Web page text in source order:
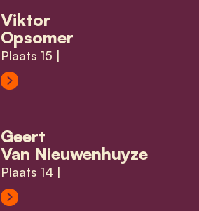
Viktor
Opsomer
Plaats 15 |
View Viktor Opsomer's profile
Geert
Van Nieuwenhuyze
Plaats 14 |
View Geert Van Nieuwenhuyze's